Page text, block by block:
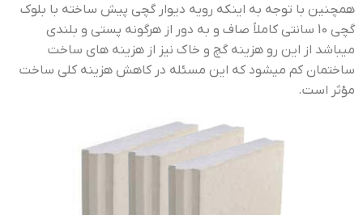
همچنین با توجه به اینکه رویه دیوار گچی پیش ساخته با بلوک
گچی 10 سانتی کاملاً صاف و به دور از هرگونه پستی و بلندی
میباشد از این رو هزینه گچ و خاک نیز از هزینه های ساخت
ساختمان کم میشود که این مسئله در کاهش هزینه کلی ساخت
مؤثر است.